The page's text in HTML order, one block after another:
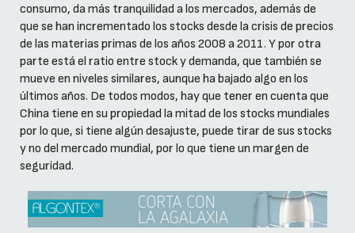
consumo, da más tranquilidad a los mercados, además de
que se han incrementado los stocks desde la crisis de precios
de las materias primas de los años 2008 a 2011. Y por otra
parte está el ratio entre stock y demanda, que también se
mueve en niveles similares, aunque ha bajado algo en los
últimos años. De todos modos, hay que tener en cuenta que
China tiene en su propiedad la mitad de los stocks mundiales
por lo que, si tiene algún desajuste, puede tirar de sus stocks
y no del mercado mundial, por lo que tiene un margen de
seguridad.